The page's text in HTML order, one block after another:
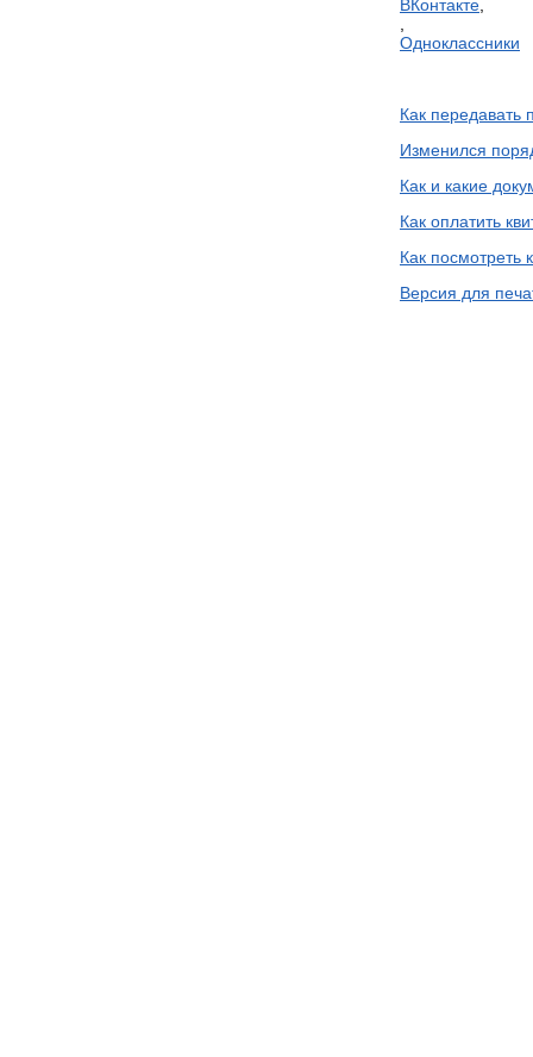
ВКонтакте
Одноклассники
Как передавать
Изменился
Как и какие
Как оплатить
Как посмотреть
Версия для